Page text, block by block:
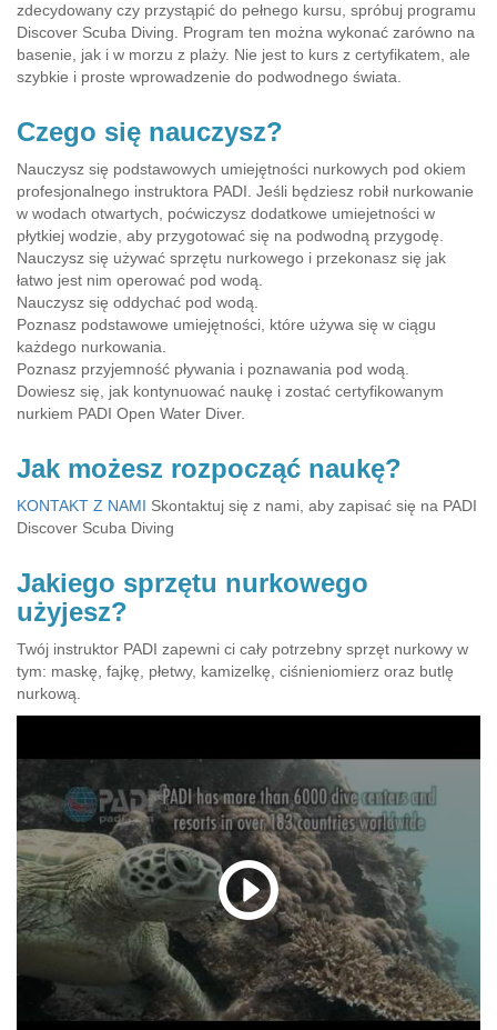
zdecydowany czy przystąpić do pełnego kursu, spróbuj programu
Discover Scuba Diving. Program ten można wykonać zarówno na
basenie, jak i w morzu z plaży. Nie jest to kurs z certyfikatem, ale
szybkie i proste wprowadzenie do podwodnego świata.
Czego się nauczysz?
Nauczysz się podstawowych umiejętności nurkowych pod okiem
profesjonalnego instruktora PADI. Jeśli będziesz robił nurkowanie
w wodach otwartych, poćwiczysz dodatkowe umiejetności w
płytkiej wodzie, aby przygotować się na podwodną przygodę.
Nauczysz się używać sprzętu nurkowego i przekonasz się jak
łatwo jest nim operować pod wodą.
Nauczysz się oddychać pod wodą.
Poznasz podstawowe umiejętności, które używa się w ciągu
każdego nurkowania.
Poznasz przyjemność pływania i poznawania pod wodą.
Dowiesz się, jak kontynuować naukę i zostać certyfikowanym
nurkiem PADI Open Water Diver.
Jak możesz rozpocząć naukę?
KONTAKT Z NAMI Skontaktuj się z nami, aby zapisać się na PADI
Discover Scuba Diving
Jakiego sprzętu nurkowego
użyjesz?
Twój instruktor PADI zapewni ci cały potrzebny sprzęt nurkowy w
tym: maskę, fajkę, płetwy, kamizelkę, ciśnieniomierz oraz butlę
nurkową.